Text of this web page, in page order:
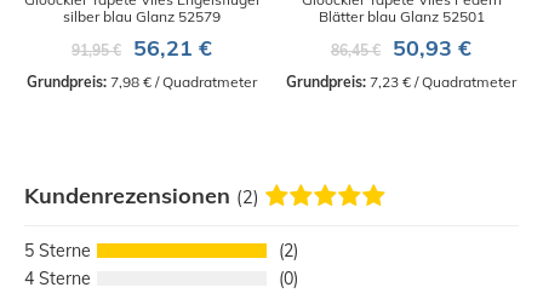
silber blau Glanz 52579
91,95 €
56,21 €
Grundpreis: 7,98 € / Quadratmeter
Blätter blau Glanz 52501
86,45 €
50,93 €
Grundpreis: 7,23 € / Quadratmeter
Kundenrezensionen (2)
5
2
4
0